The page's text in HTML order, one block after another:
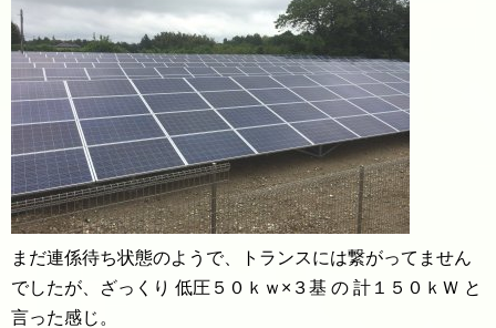
まだ連係待ち状態のようで、トランスには繋がってません
でしたが、ざっくり 低圧５０ｋｗ×３基 の 計１５０ｋＷ と
言った感じ。